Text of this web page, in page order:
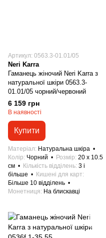
Артикул: 0563.3-01.01/05
Neri Karra
Гаманець жіночий Neri Karra з
натуральної шкіри 0563.3-
01.01/05 чорний/червоний
6 159 грн
В наявності
Купити
Матеріал
Натуральна шкіра
Колір Чорний Розмір 20 x 10.5
см
Кількість відділень 3 і
більше
Кишені для карт
Більше 10 відділень
Монетниця
На блискавці